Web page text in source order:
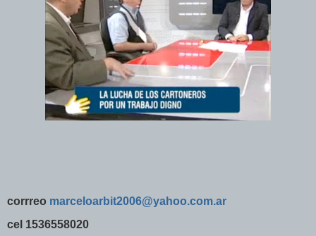
corrreo marceloarbit2006@yahoo.com.ar
cel 1536558020